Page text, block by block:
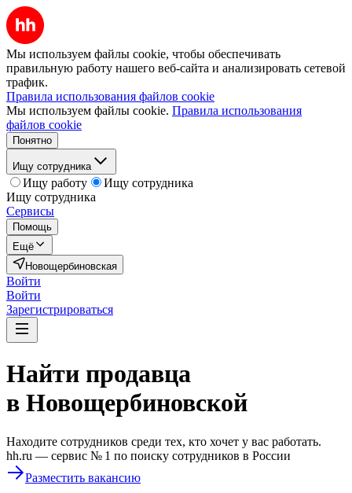
Мы используем файлы cookie, чтобы обеспечивать
правильную работу нашего веб-сайта и анализировать сетевой
трафик.
Правила использования файлов cookie
Мы используем файлы cookie. Правила использования
файлов cookie
Понятно
Ищу сотрудника
Ищу работу
Ищу сотрудника
Ищу сотрудника
Сервисы
Помощь
Ещё
Новощербиновская
Войти
Войти
Зарегистрироваться
Найти продавца
в Новощербиновской
Находите сотрудников среди тех, кто хочет у вас работать.
hh.ru — сервис № 1 по поиску сотрудников в России
Разместить вакансию